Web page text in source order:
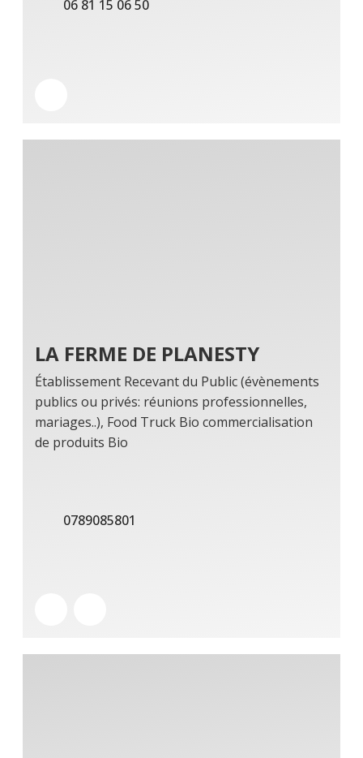
06 81 15 06 50
LA FERME DE PLANESTY
Établissement Recevant du Public (évènements
publics ou privés: réunions professionnelles,
mariages..), Food Truck Bio commercialisation
de produits Bio
0789085801